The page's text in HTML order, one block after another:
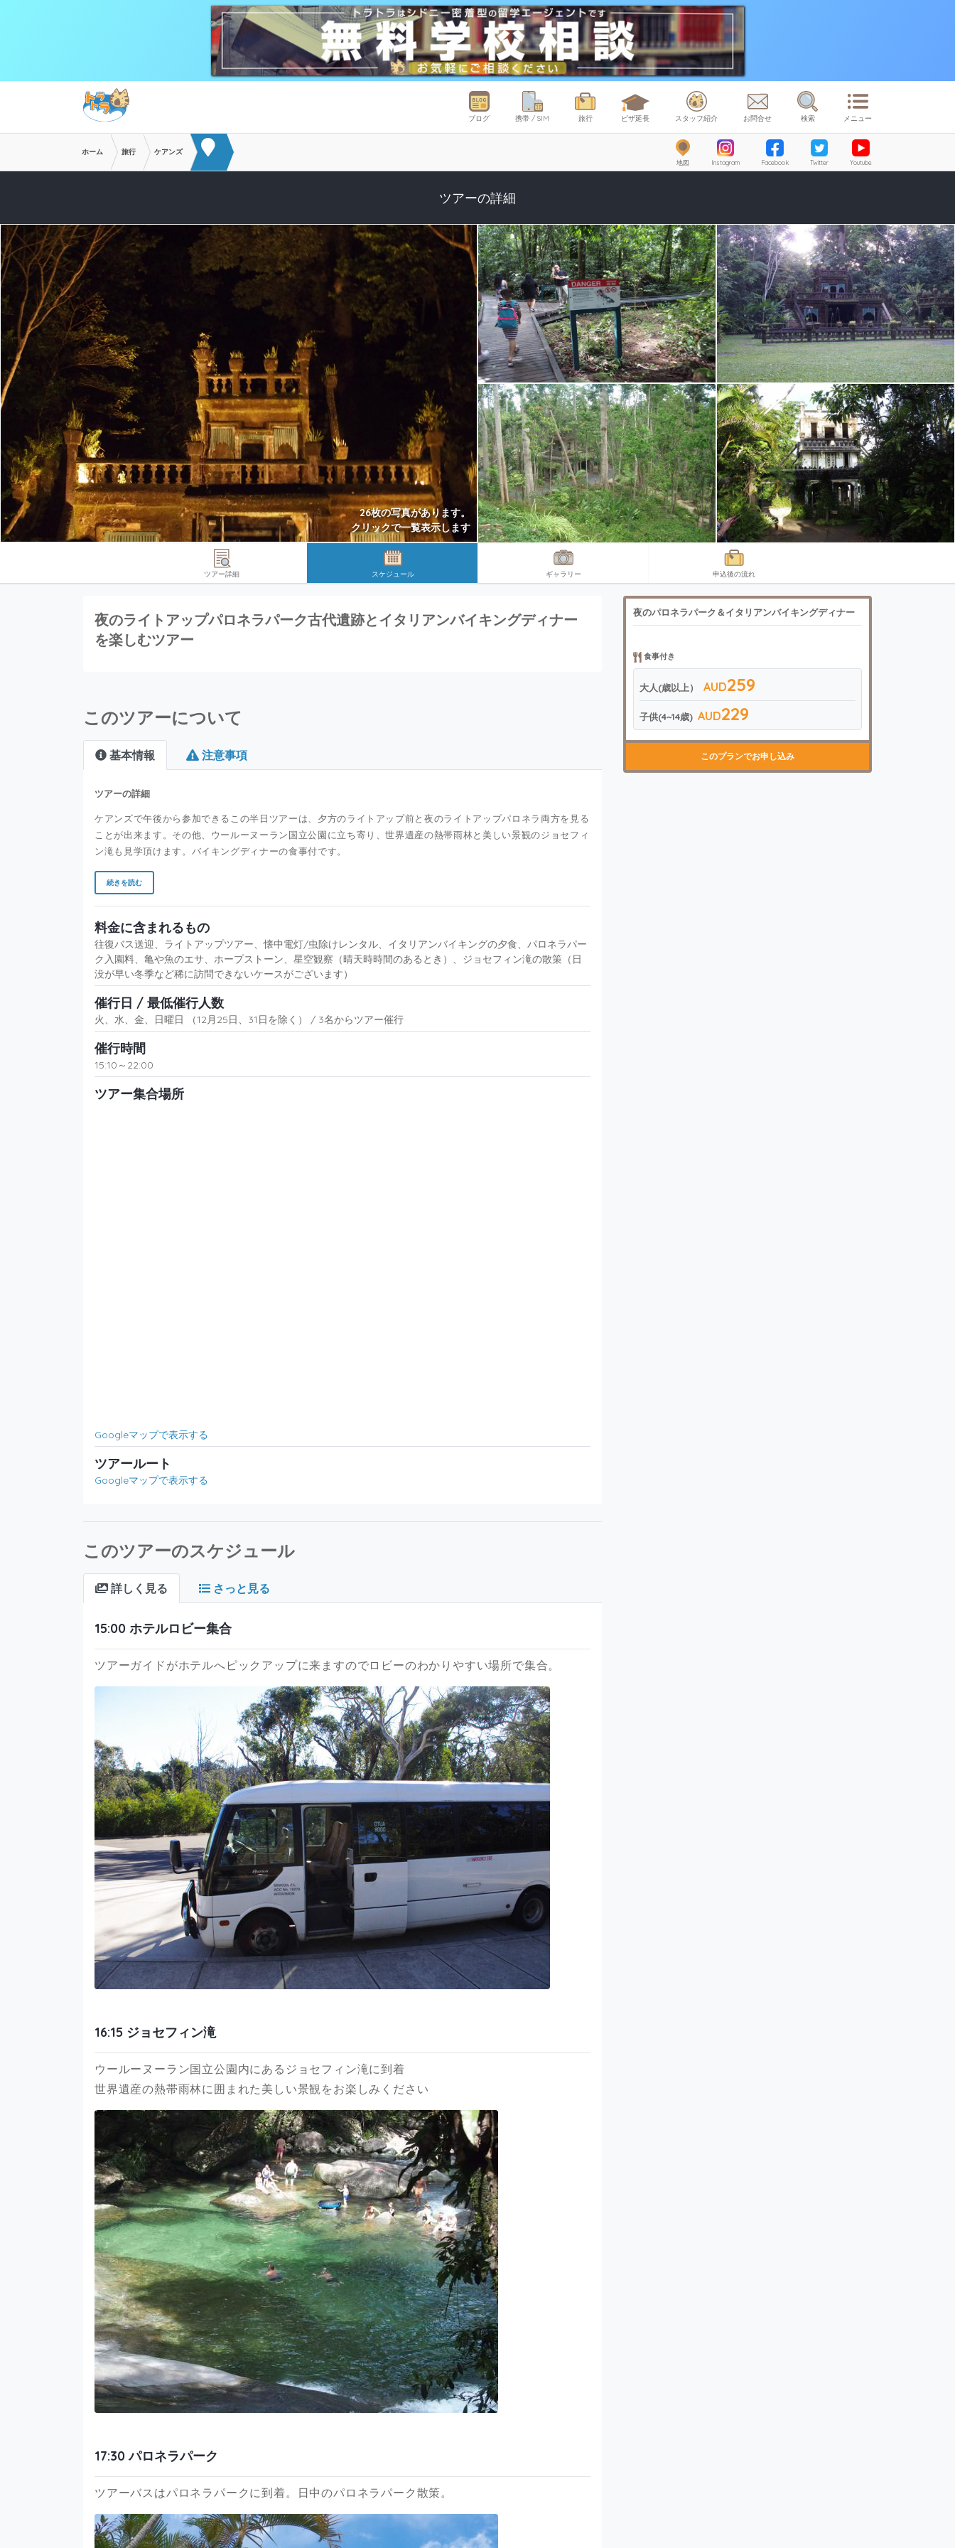
ブログ 携帯 / SIM 旅行 ビザ延長 スタッフ紹介 お問合せ 検索 メニュー
ホーム 旅行 ケアンズ
地図 Instagram Facebook Twitter Youtube
ツアーの詳細
26枚の写真があります。
クリックで一覧表示します
ツアー詳細 スケジュール ギャラリー 申込後の流れ
夜のライトアップパロネラパーク古代遺跡とイタリアンバイキングディナー
を楽しむツアー
このツアーについて
基本情報 注意事項
ツアーの詳細
ケアンズで午後から参加できるこの半日ツアーは、夕方のライトアップ前と夜のライトアップパロネラ両方を見る
ことが出来ます。その他、ウールーヌーラン国立公園に立ち寄り、世界遺産の熱帯雨林と美しい景観のジョセフィ
ン滝も見学頂けます。バイキングディナーの食事付です。
続きを読む
料金に含まれるもの
往復バス送迎、ライトアップツアー、懐中電灯/虫除けレンタル、イタリアンバイキングの夕食、パロネラパー
ク入園料、亀や魚のエサ、ホープストーン、星空観察（晴天時時間のあるとき）、ジョセフィン滝の散策（日
没が早い冬季など稀に訪問できないケースがございます）
催行日 / 最低催行人数
火、水、金、日曜日 （12月25日、31日を除く） / 3名からツアー催行
催行時間
15:10～22:00
ツアー集合場所
Googleマップで表示する
ツアールート
Googleマップで表示する
このツアーのスケジュール
詳しく見る さっと見る
15:00 ホテルロビー集合
ツアーガイドがホテルへピックアップに来ますのでロビーのわかりやすい場所で集合。
16:15 ジョセフィン滝
ウールーヌーラン国立公園内にあるジョセフィン滝に到着
世界遺産の熱帯雨林に囲まれた美しい景観をお楽しみください
17:30 パロネラパーク
ツアーバスはパロネラパークに到着。日中のパロネラパーク散策。
夜のパロネラパーク＆イタリアンバイキングディナー
食事付き
大人(歳以上） AUD259
子供(4~14歳) AUD229
このプランでお申し込み